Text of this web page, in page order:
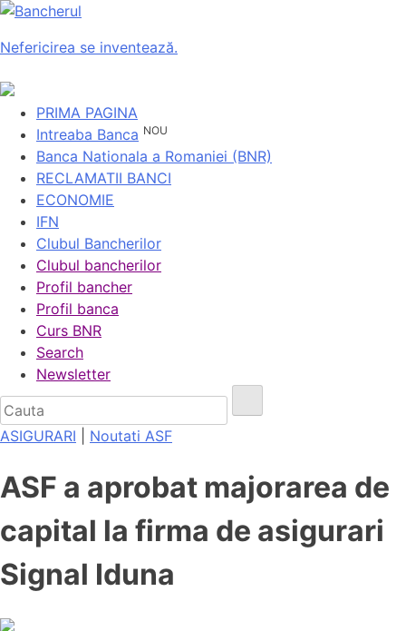
Nefericirea se inventează.
PRIMA PAGINA
Intreaba Banca NOU
Banca Nationala a Romaniei (BNR)
RECLAMATII BANCI
ECONOMIE
IFN
Clubul Bancherilor
Clubul bancherilor
Profil bancher
Profil banca
Curs BNR
Search
Newsletter
ASIGURARI Noutati ASF
ASF a aprobat majorarea de
capital la firma de asigurari
Signal Iduna